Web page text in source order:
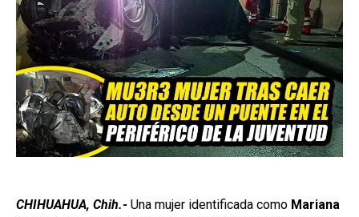
CHIHUAHUA, Chih.- Una mujer identificada como Mariana